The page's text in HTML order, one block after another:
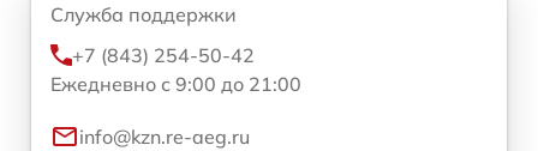
Служба поддержки
+7 (843) 254-50-42
Ежедневно с 9:00 до 21:00
info@kzn.re-aeg.ru